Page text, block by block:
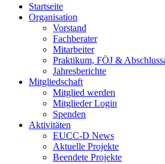
Startseite
Organisation
Vorstand
Fachberater
Mitarbeiter
Praktikum, FÖJ &
Jahresberichte
Mitgliedschaft
Mitglied werden
Mitglieder Login
Spenden
Aktivitäten
EUCC-D News
Aktuelle Projekte
Beendete Projekte